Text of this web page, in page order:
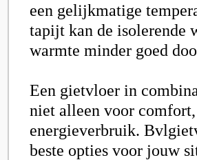
een gelijkmatige
tapijt kan de isolerende
warmte minder goed
Een gietvloer in
niet alleen voor
energieverbruik.
beste opties voor jouw